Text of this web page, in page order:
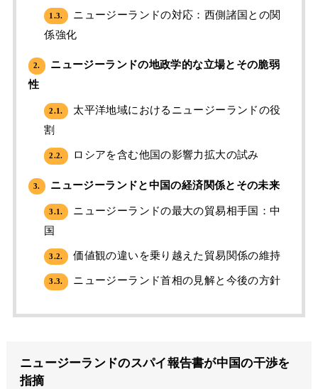
1.3.
ニュージーランドの対応：西側諸国との関
係強化
2.
ニュージーランドの地政学的な立場とその脆弱
性
2.1.
太平洋地域におけるニュージーランドの役
割
2.2. ロシアを含む他国の影響力拡大の試み
3. ニュージーランドと中国の経済関係とその未来
3.1.
ニュージーランドの最大の貿易相手国：中
国
3.2. 価値観の違いを乗り越えた貿易関係の維持
3.3. ニュージーランド首相の見解と今後の方針
ニュージーランドのスパイ報告書が中国の干渉を
指摘